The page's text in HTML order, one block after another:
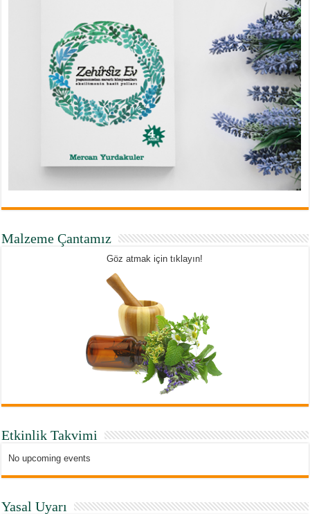
Malzeme Çantamız
Göz atmak için tıklayın!
Etkinlik Takvimi
No upcoming events
Yasal Uyarı